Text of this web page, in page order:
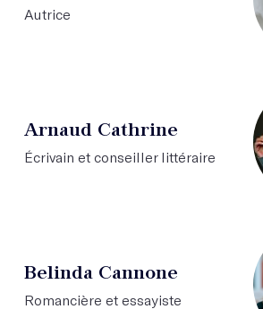
Autrice
Arnaud Cathrine
Écrivain et conseiller littéraire
Belinda Cannone
Romancière et essayiste